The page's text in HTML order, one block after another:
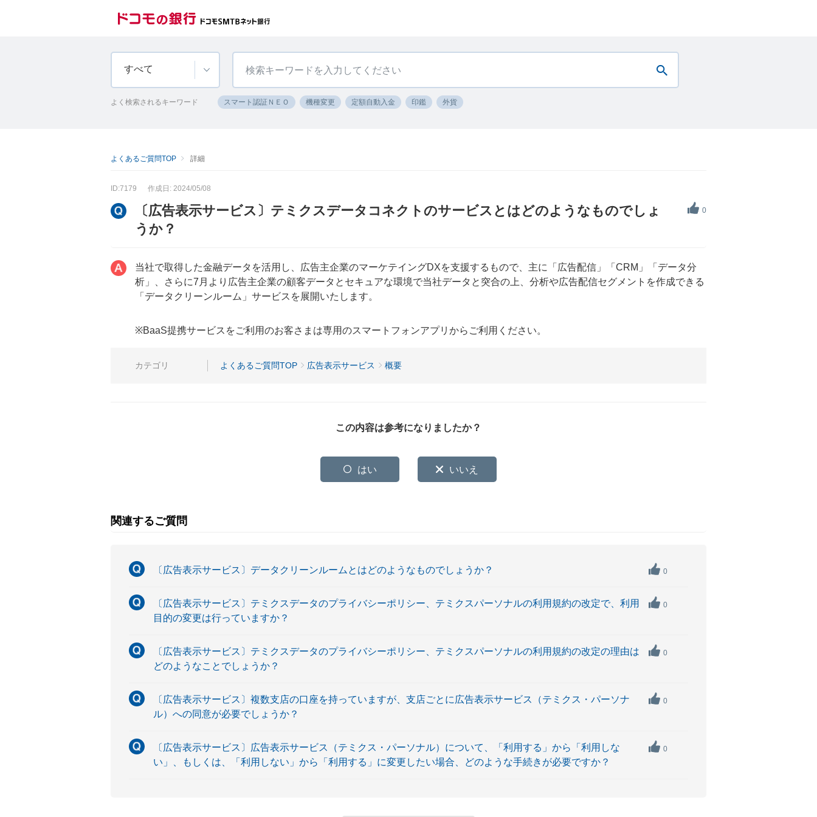
すべて
よく検索されるキーワード スマート認証ＮＥＯ 機種変更 定額自動入金 印鑑 外貨
よくあるご質問TOP 詳細
ID:7179 作成日: 2024/05/08
0
〔広告表示サービス〕テミクスデータコネクトのサービスとはどのようなものでしょ
うか？
当社で取得した金融データを活用し、広告主企業のマーケテイングDXを支援するもので、主に「広告配信」「CRM」「データ分
析」、さらに7月より広告主企業の顧客データとセキュアな環境で当社データと突合の上、分析や広告配信セグメントを作成できる
「データクリーンルーム」サービスを展開いたします。
※BaaS提携サービスをご利用のお客さまは専用のスマートフォンアプリからご利用ください。
カテゴリ よくあるご質問TOP 広告表示サービス 概要
この内容は参考になりましたか？
はい いいえ
関連するご質問
〔広告表示サービス〕データクリーンルームとはどのようなものでしょうか？ 0
〔広告表示サービス〕テミクスデータのプライバシーポリシー、テミクスパーソナルの利用規約の改定で、利用
目的の変更は行っていますか？
0
〔広告表示サービス〕テミクスデータのプライバシーポリシー、テミクスパーソナルの利用規約の改定の理由は
どのようなことでしょうか？
0
〔広告表示サービス〕複数支店の口座を持っていますが、支店ごとに広告表示サービス（テミクス・パーソナ
ル）への同意が必要でしょうか？
0
〔広告表示サービス〕広告表示サービス（テミクス・パーソナル）について、「利用する」から「利用しな
い」、もしくは、「利用しない」から「利用する」に変更したい場合、どのような手続きが必要ですか？
0